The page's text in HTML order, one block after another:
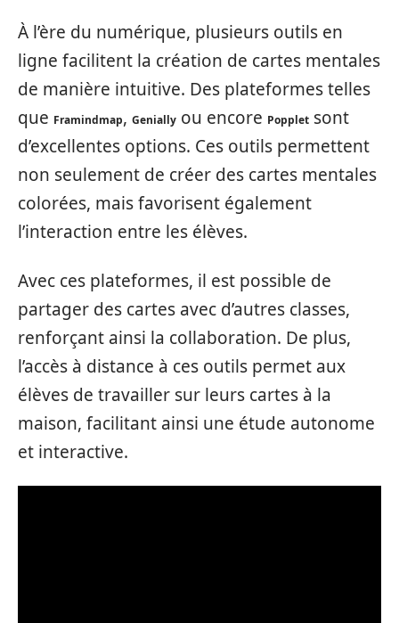
À l’ère du numérique, plusieurs outils en
ligne facilitent la création de cartes mentales
de manière intuitive. Des plateformes telles
que Framindmap, Genially ou encore Popplet sont
d’excellentes options. Ces outils permettent
non seulement de créer des cartes mentales
colorées, mais favorisent également
l’interaction entre les élèves.
Avec ces plateformes, il est possible de
partager des cartes avec d’autres classes,
renforçant ainsi la collaboration. De plus,
l’accès à distance à ces outils permet aux
élèves de travailler sur leurs cartes à la
maison, facilitant ainsi une étude autonome
et interactive.